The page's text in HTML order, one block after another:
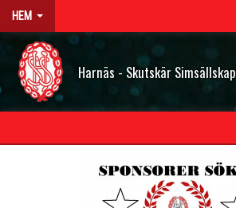
HEM
Harnäs - Skutskär Simsällskap